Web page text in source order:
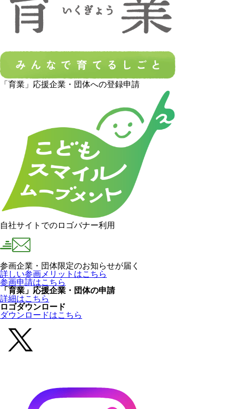
「育業」応援企業・団体への登録申請
自社サイトでのロゴバナー利用
参画企業・団体限定のお知らせが届く
詳しい参画メリットはこちら
参画申請はこちら
「育業」応援企業・団体の申請
詳細はこちら
ロゴダウンロード
ダウンロードはこちら